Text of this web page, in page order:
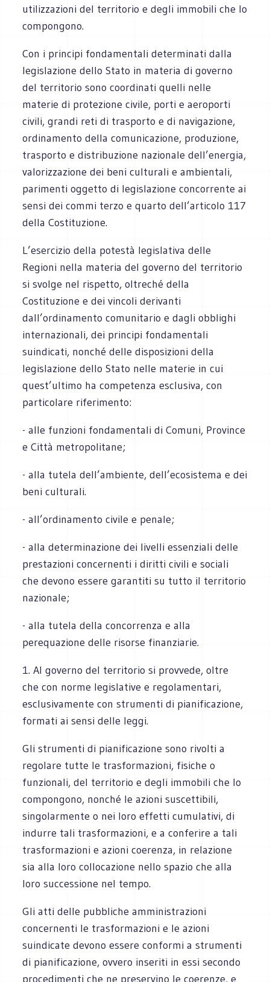
utilizzazioni del territorio e degli immobili che lo
compongono.
Con i principi fondamentali determinati dalla
legislazione dello Stato in materia di governo
del territorio sono coordinati quelli nelle
materie di protezione civile, porti e aeroporti
civili, grandi reti di trasporto e di navigazione,
ordinamento della comunicazione, produzione,
trasporto e distribuzione nazionale dell’energia,
valorizzazione dei beni culturali e ambientali,
parimenti oggetto di legislazione concorrente ai
sensi dei commi terzo e quarto dell’articolo 117
della Costituzione.
L’esercizio della potestà legislativa delle
Regioni nella materia del governo del territorio
si svolge nel rispetto, oltreché della
Costituzione e dei vincoli derivanti
dall’ordinamento comunitario e dagli obblighi
internazionali, dei principi fondamentali
suindicati, nonché delle disposizioni della
legislazione dello Stato nelle materie in cui
quest’ultimo ha competenza esclusiva, con
particolare riferimento:
- alle funzioni fondamentali di Comuni, Province
e Città metropolitane;
- alla tutela dell’ambiente, dell’ecosistema e dei
beni culturali.
- all’ordinamento civile e penale;
- alla determinazione dei livelli essenziali delle
prestazioni concernenti i diritti civili e sociali
che devono essere garantiti su tutto il territorio
nazionale;
- alla tutela della concorrenza e alla
perequazione delle risorse finanziarie.
1. Al governo del territorio si provvede, oltre
che con norme legislative e regolamentari,
esclusivamente con strumenti di pianificazione,
formati ai sensi delle leggi.
Gli strumenti di pianificazione sono rivolti a
regolare tutte le trasformazioni, fisiche o
funzionali, del territorio e degli immobili che lo
compongono, nonché le azioni suscettibili,
singolarmente o nei loro effetti cumulativi, di
indurre tali trasformazioni, e a conferire a tali
trasformazioni e azioni coerenza, in relazione
sia alla loro collocazione nello spazio che alla
loro successione nel tempo.
Gli atti delle pubbliche amministrazioni
concernenti le trasformazioni e le azioni
suindicate devono essere conformi a strumenti
di pianificazione, ovvero inseriti in essi secondo
procedimenti che ne preservino le coerenze, e